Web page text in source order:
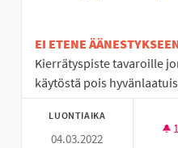
EI ETENE
Kierrätyspiste tavaroille
käytöstä pois
LUONTIAIKA
04.03.2022